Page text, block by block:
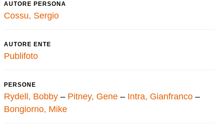
AUTORE PERSONA
Cossu, Sergio
AUTORE ENTE
Publifoto
PERSONE
Rydell, Bobby – Pitney, Gene – Intra, Gianfranco –
Bongiorno, Mike